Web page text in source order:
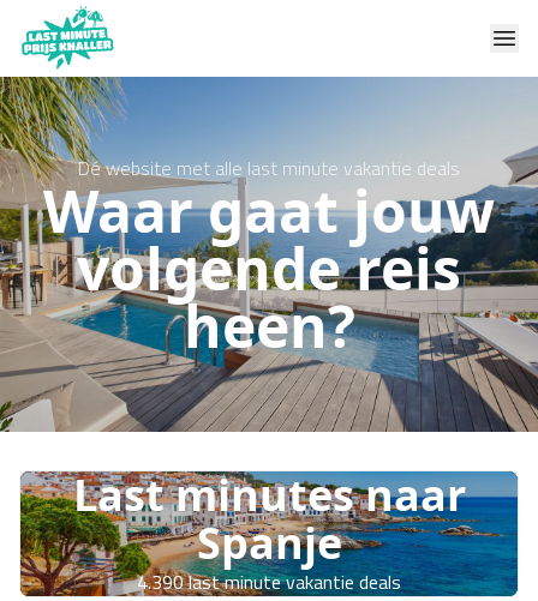
Dé website met alle last minute vakantie deals
Waar gaat jouw
volgende reis
heen?
Last minutes naar
Spanje
4.390 last minute vakantie deals